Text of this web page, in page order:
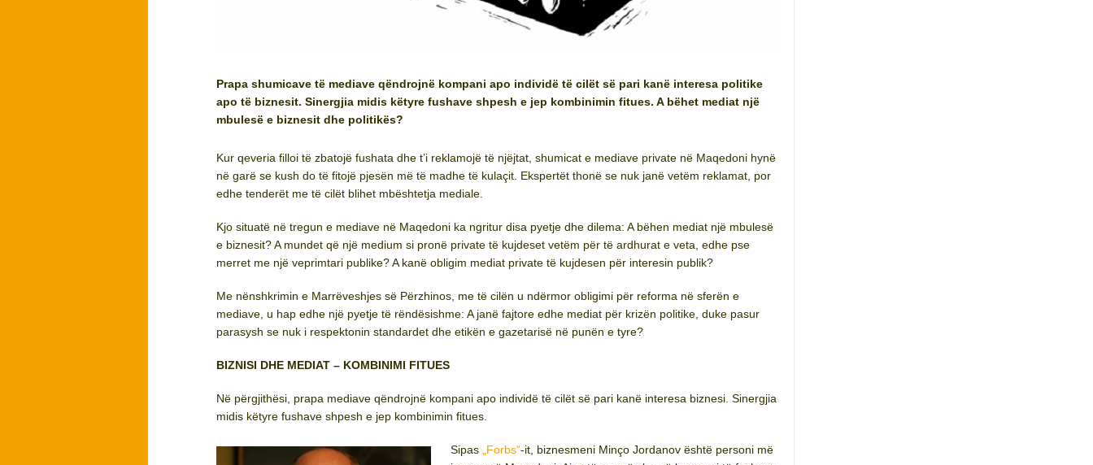
Prapa shumicave të mediave qëndrojnë kompani apo individë të cilët së pari kanë interesa politike
apo të biznesit. Sinergjia midis këtyre fushave shpesh e jep kombinimin fitues. A bëhet mediat një
mbulesë e biznesit dhe politikës?
Kur qeveria filloi të zbatojë fushata dhe t’i reklamojë të njëjtat, shumicat e mediave private në Maqedoni hynë
në garë se kush do të fitojë pjesën më të madhe të kulaçit. Ekspertët thonë se nuk janë vetëm reklamat, por
edhe tenderët me të cilët blihet mbështetja mediale.
Kjo situatë në tregun e mediave në Maqedoni ka ngritur disa pyetje dhe dilema: A bëhen mediat një mbulesë
e biznesit? A mundet që një medium si pronë private të kujdeset vetëm për të ardhurat e veta, edhe pse
merret me një veprimtari publike? A kanë obligim mediat private të kujdesen për interesin publik?
Me nënshkrimin e Marrëveshjes së Përzhinos, me të cilën u ndërmor obligimi për reforma në sferën e
mediave, u hap edhe një pyetje të rëndësishme: A janë fajtore edhe mediat për krizën politike, duke pasur
parasysh se nuk i respektonin standardet dhe etikën e gazetarisë në punën e tyre?
BIZNISI DHE MEDIAT – KOMBINIMI FITUES
Në përgjithësi, prapa mediave qëndrojnë kompani apo individë të cilët së pari kanë interesa biznesi. Sinergjia
midis këtyre fushave shpesh e jep kombinimin fitues.
Sipas „Forbs“-it, biznesmeni Minço Jordanov është personi më